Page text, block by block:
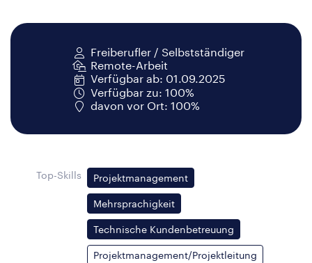
Freiberufler / Selbstständiger
Remote-Arbeit
Verfügbar ab: 01.09.2025
Verfügbar zu: 100%
davon vor Ort: 100%
Top-Skills Projektmanagement
Mehrsprachigkeit
Technische Kundenbetreuung
Projektmanagement/Projektleitung